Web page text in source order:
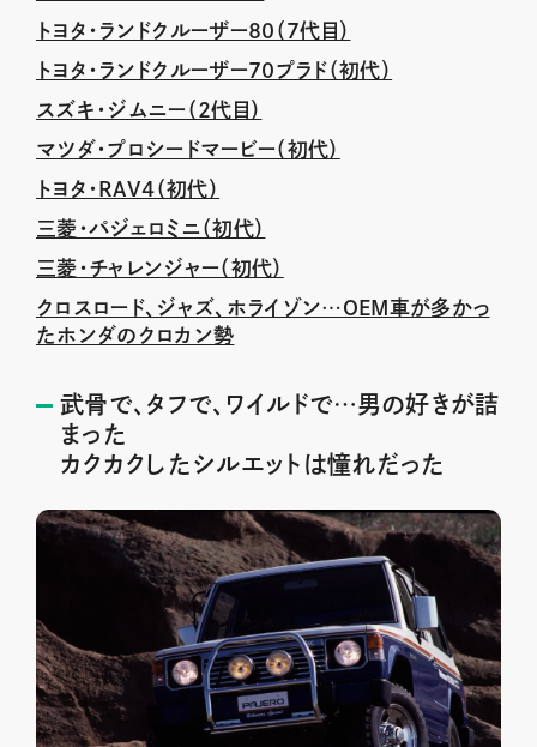
トヨタ・ランドクルーザー80（7代目）
トヨタ・ランドクルーザー70プラド（初代）
スズキ・ジムニー（２代目）
マツダ・プロシードマービー（初代）
トヨタ・RAV4（初代）
三菱・パジェロミニ（初代）
三菱・チャレンジャー（初代）
クロスロード、ジャズ、ホライゾン…OEM車が多かっ
たホンダのクロカン勢
武骨で、タフで、ワイルドで…男の好きが詰
まった
カクカクしたシルエットは憧れだった